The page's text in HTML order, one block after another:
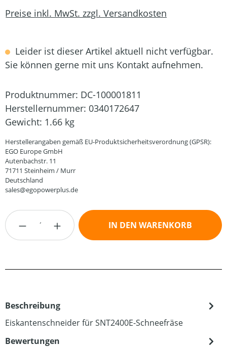
Preise inkl. MwSt. zzgl. Versandkosten
Leider ist dieser Artikel aktuell nicht verfügbar.
Sie können gerne mit uns Kontakt aufnehmen.
Produktnummer: DC-100001811
Herstellernummer: 0340172647
Gewicht: 1.66 kg
Herstellerangaben gemäß EU-Produktsicherheitsverordnung (GPSR):
EGO Europe GmbH
Autenbachstr. 11
71711 Steinheim / Murr
Deutschland
sales@egopowerplus.de
Produkt Anzahl: Gib den gewünschten
IN DEN WARENKORB
Beschreibung
Eiskantenschneider für SNT2400E-Schneefräse
Bewertungen